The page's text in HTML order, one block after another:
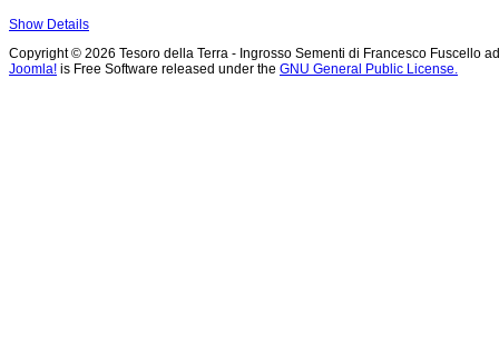
Show Details
Copyright © 2026 Tesoro della Terra - Ingrosso Sementi di Francesco Fuscello
Joomla! is Free Software released under the GNU General Public License.